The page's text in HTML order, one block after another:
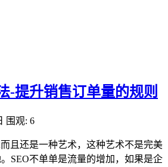
-提升销售订单量的规则
围观: 6
且还是一种艺术，这种艺术不是完美
SEO不单单是流量的增加，如果是企